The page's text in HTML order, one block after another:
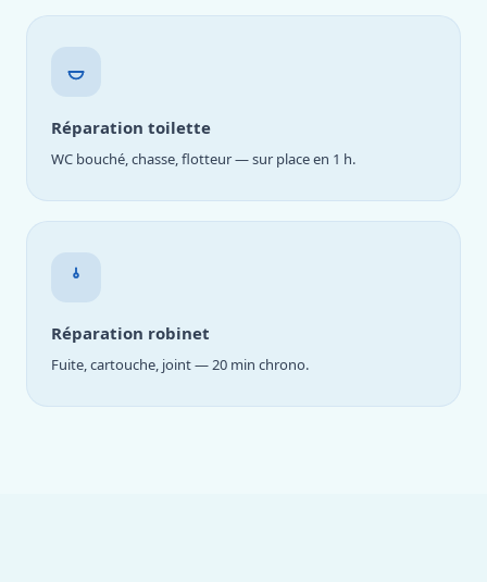
Réparation toilette
WC bouché, chasse, flotteur — sur place en 1 h.
Réparation robinet
Fuite, cartouche, joint — 20 min chrono.